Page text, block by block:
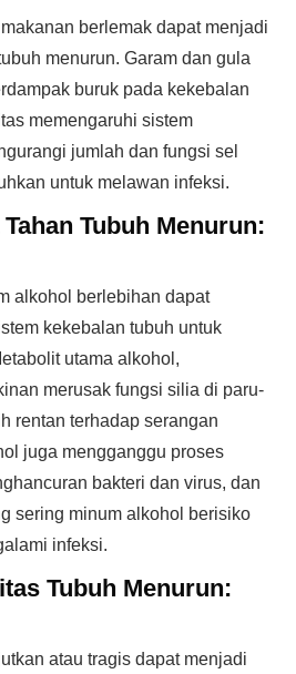
berlemak dapat menjadi
menurun. Garam dan gula
buruk pada kekebalan
memengaruhi sistem
jumlah dan fungsi sel
untuk melawan infeksi.
Tubuh Menurun:
alkohol berlebihan dapat
kekebalan tubuh untuk
utama alkohol,
merusak fungsi silia di paru-
rentan terhadap serangan
juga mengganggu proses
bakteri dan virus, dan
sering minum alkohol berisiko
infeksi.
Tubuh Menurun:
atau tragis dapat menjadi